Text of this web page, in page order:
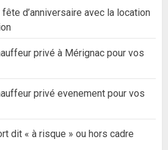
d’anniversaire avec la location
privé à Mérignac pour vos
privé evenement pour vos
dit « à risque » ou hors cadre